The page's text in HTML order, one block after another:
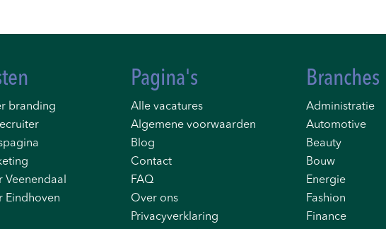
branding
Veenendaal
Eindhoven
Pagina's
Alle vacatures
Algemene voorwaarden
Blog
Contact
FAQ
Over ons
Privacyverklaring
Branches
Administratie
Automotive
Beauty
Bouw
Energie
Fashion
Finance